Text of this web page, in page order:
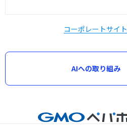
コーポレートサイト
AIへの取り組み